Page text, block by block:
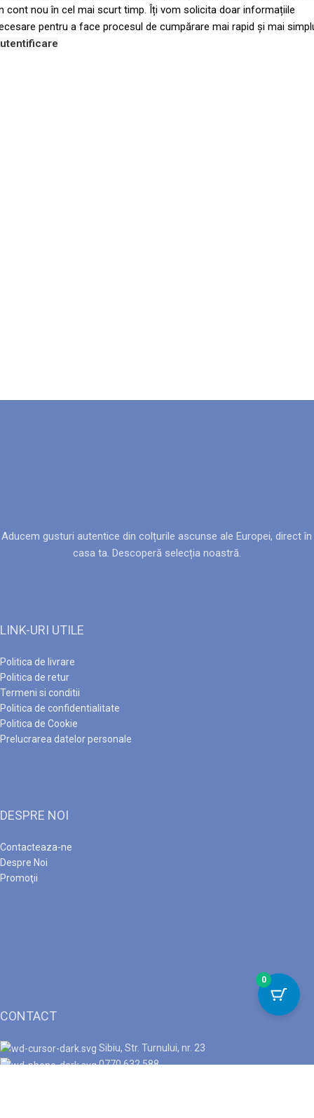
cont nou în cel mai scurt timp. Îți vom solicita doar informațiile
pentru a face procesul de cumpărare mai rapid și mai
Aducem gusturi autentice din colțurile ascunse ale Europei, direct în
casa ta. Descoperă selecția noastră.
LINK-URI UTILE
Politica de livrare
Politica de retur
Termeni si conditii
Politica de confidentialitate
Politica de Cookie
Prelucrarea datelor personale
DESPRE NOI
Contacteaza-ne
Despre Noi
Promoţii
CONTACT
Sibiu, Str. Turnului, nr. 23
0770 632 588
0